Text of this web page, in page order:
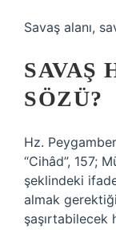
Savaş alanı,
SAVAŞ
SÖZÜ?
Hz.
“Cihâd”, 157;
şeklindeki
almak
şaşırtabilecek